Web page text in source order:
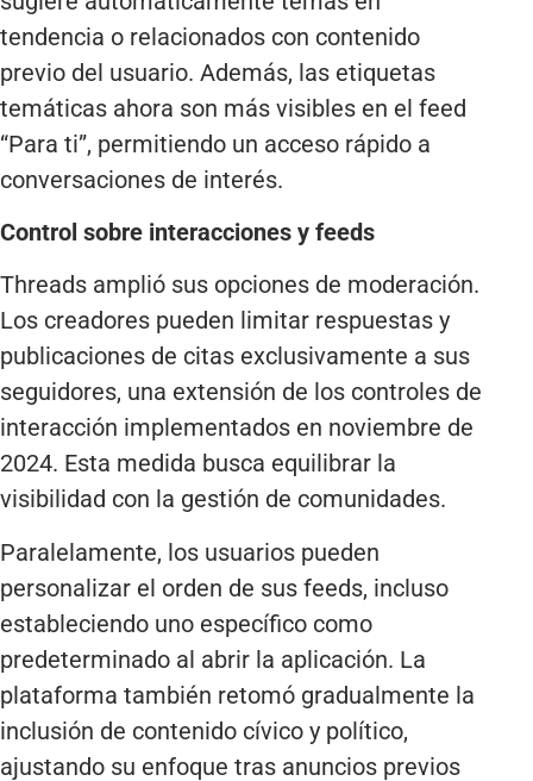
tendencia o relacionados con contenido
previo del usuario. Además, las etiquetas
temáticas ahora son más visibles en el feed
“Para ti”, permitiendo un acceso rápido a
conversaciones de interés.
Control sobre interacciones y feeds
Threads amplió sus opciones de moderación.
Los creadores pueden limitar respuestas y
publicaciones de citas exclusivamente a sus
seguidores, una extensión de los controles de
interacción implementados en noviembre de
2024. Esta medida busca equilibrar la
visibilidad con la gestión de comunidades.
Paralelamente, los usuarios pueden
personalizar el orden de sus feeds, incluso
estableciendo uno específico como
predeterminado al abrir la aplicación. La
plataforma también retomó gradualmente la
inclusión de contenido cívico y político,
ajustando su enfoque tras anuncios previos